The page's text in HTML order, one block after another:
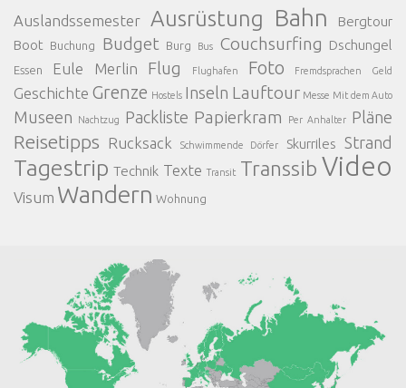
Auslandssemester Ausrüstung Bahn
Bergtour
Boot
Buchung Budget Burg Bus Couchsurfing Dschungel
Essen Eule Merlin Flug Flughafen Foto Fremdsprachen Geld
Geschichte Grenze Hostels Inseln Lauftour Messe Mit dem Auto
Museen Nachtzug Packliste Papierkram Per Anhalter Pläne
Reisetipps Rucksack Schwimmende Dörfer Skurriles Strand
Tagestrip Technik Texte Transit Transsib Video
Visum Wandern Wohnung